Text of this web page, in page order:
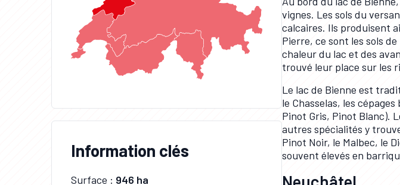
Information clés
Surface : 946 ha
vignes. Les sols du
calcaires. Ils produisent
Pierre, ce sont les sols
chaleur du lac et des
trouvé leur place sur les
Le lac de Bienne est
le Chasselas, les
Pinot Gris, Pinot Blanc).
autres spécialités y
Pinot Noir, le Malbec, le
souvent élevés en